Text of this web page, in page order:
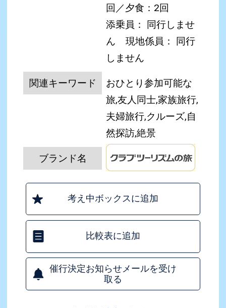
回／夕食：2回
添乗員： 同行しませ
ん
現地係員： 同行
しません
関連キーワード
おひとり参加可能な
旅,友人同士,家族旅行,
夫婦旅行,クルーズ,自
然探訪,絶景
ブランド名
考え中ボックスに追加
比較表に追加
催行決定お知らせメールを受け
取る